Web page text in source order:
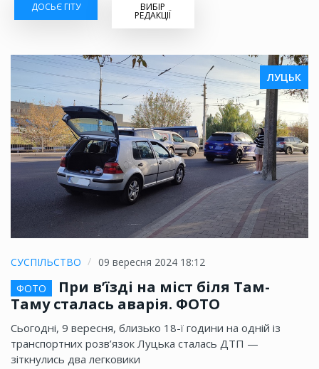
ДОСЬЄ ГІТУ ВИБІР
РЕДАКЦІЇ
ЛУЦЬК
СУСПІЛЬСТВО
09 вересня 2024 18:12
ФОТО
При в’їзді на міст біля Там-
Таму сталась аварія. ФОТО
Сьогодні, 9 вересня, близько 18-ї години на одній із
транспортних розв’язок Луцька сталась ДТП —
зіткнулись два легковики